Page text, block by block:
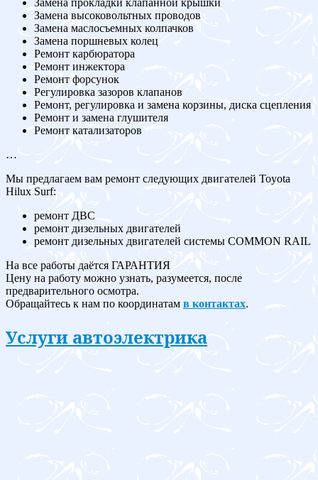
Замена прокладки клапанной крышки
Замена высоковольтных проводов
Замена маслосъемных колпачков
Замена поршневых колец
Ремонт карбюратора
Ремонт инжектора
Ремонт форсунок
Регулировка зазоров клапанов
Ремонт, регулировка и замена корзины, диска сцепления
Ремонт и замена глушителя
Ремонт катализаторов
…
Мы предлагаем вам ремонт следующих двигателей Toyota
Hilux Surf:
ремонт ДВС
ремонт дизельных двигателей
ремонт дизельных двигателей системы COMMON RAIL
На все работы даётся ГАРАНТИЯ
Цену на работу можно узнать, разумеется, после
предварительного осмотра.
Обращайтесь к нам по координатам в контактах.
Услуги автоэлектрика